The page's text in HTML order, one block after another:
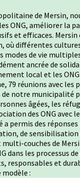
de Mersin,
ONG, améliorer la
et efficaces.
où différentes
modes de vie
ancrée de
local et les
79 réunions avec
notre municipalité
âgées, les
des ONG
permis des
de
couches de
dans les processus
responsables et
modèle :